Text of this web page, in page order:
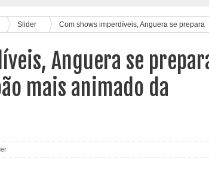
Slider
Com shows imperdíveis, Anguera se prepara
Anguera se
mais animado da